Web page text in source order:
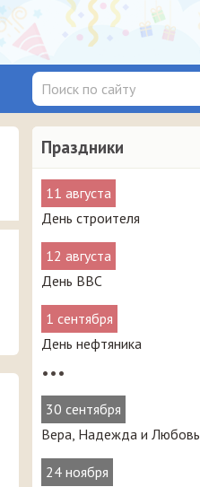
Праздники
11 августа
День строителя
12 августа
День ВВС
1 сентября
День нефтяника
•••
30 сентября
Вера, Надежда и Любовь
24 ноября